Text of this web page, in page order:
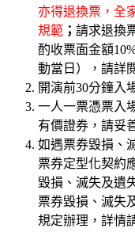
亦得退換票，全
規範 ； 請求退換
酌收票面金額
動當日），請詳
開演前30分鐘入
一人一票憑票入
有價證券，請妥
如遇票券毀損、
票券定型化契約
毀損、滅失及遺
票券毀損、滅失
規定辦理，詳情